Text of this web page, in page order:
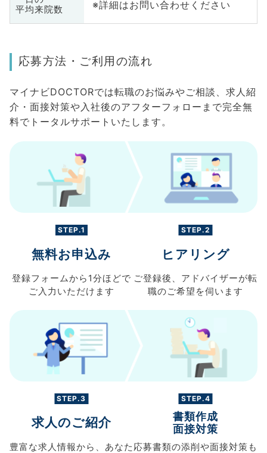
平均来院数
※詳細はお問い合わせください
応募方法・ご利用の流れ
マイナビDOCTORでは転職のお悩みやご相談、求人紹
介・面接対策や入社後のアフターフォローまで完全無
料でトータルサポートいたします。
STEP.1
無料お申込み
登録フォームから 1分ほどで
ご入力 いただけます
STEP.2
ヒアリング
ご登録後、 アドバイザーが転
職のご希望を伺います
STEP.3
求人のご紹介
豊富な求人情報から、 あなた
STEP.4
書類作成
面接対策
応募書類の添削や面接対策も